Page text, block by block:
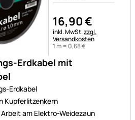
Erdkabel mit
Erdkabel
Kupferlitzenkern
am Elektro-Weidezaun
16,90€
Steuerhinweis:
inkl. MwSt.zzgl.
Versandkosten
1 m = 0,68€